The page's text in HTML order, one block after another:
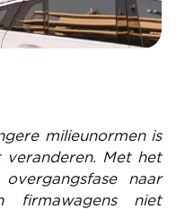
milieunormen is
veranderen. Met het
naar
firmawagens niet